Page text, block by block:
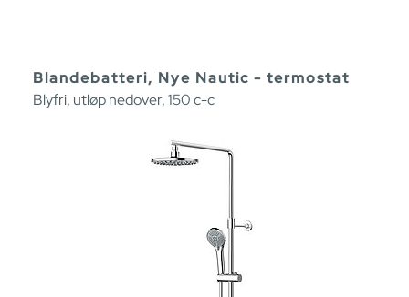
Blandebatteri, Nye Nautic - termostat
Blyfri, utløp nedover, 150 c-c